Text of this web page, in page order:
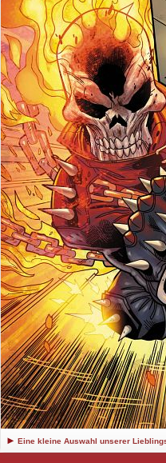
Eine kleine Auswahl unserer